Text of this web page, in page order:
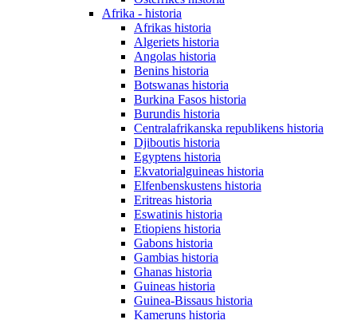
Afrika - historia
Afrikas historia
Algeriets historia
Angolas historia
Benins historia
Botswanas historia
Burkina Fasos historia
Burundis historia
Centralafrikanska republikens historia
Djiboutis historia
Egyptens historia
Ekvatorialguineas historia
Elfenbenskustens historia
Eritreas historia
Eswatinis historia
Etiopiens historia
Gabons historia
Gambias historia
Ghanas historia
Guineas historia
Guinea-Bissaus historia
Kameruns historia